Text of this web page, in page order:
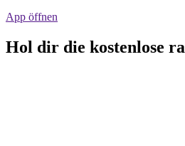
App öffnen
Hol dir die kostenlose